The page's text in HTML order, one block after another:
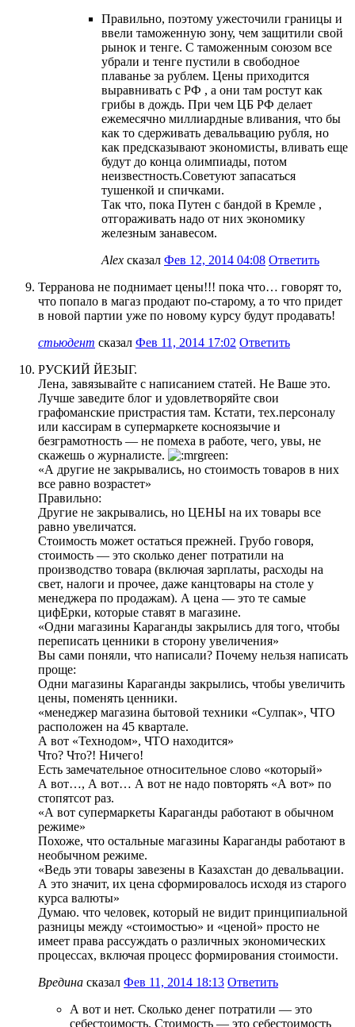
Правильно, поэтому ужесточили границы и
ввели таможенную зону, чем защитили свой
рынок и тенге. С таможенным союзом все
убрали и тенге пустили в свободное
плаванье за рублем. Цены приходится
выравнивать с РФ , а они там ростут как
грибы в дождь. При чем ЦБ РФ делает
ежемесячно миллиардные вливания, что бы
как то сдерживать девальвацию рубля, но
как предсказывают экономисты, вливать еще
будут до конца олимпиады, потом
неизвестность.Советуют запасаться
тушенкой и спичками.
Так что, пока Путен с бандой в Кремле ,
отгораживать надо от них экономику
железным занавесом.
Alex сказал Фев 12, 2014 04:08 Ответить
Терранова не поднимает цены!!! пока что… говорят то,
что попало в магаз продают по-старому, а то что придет
в новой партии уже по новому курсу будут продавать!
стьюдент сказал Фев 11, 2014 17:02 Ответить
РУСКИЙ ЙЕЗЫГ.
Лена, завязывайте с написанием статей. Не Ваше это.
Лучше заведите блог и удовлетворяйте свои
графоманские пристрастия там. Кстати, тех.персоналу
или кассирам в супермаркете косноязычие и
безграмотность — не помеха в работе, чего, увы, не
скажешь о журналисте.
«А другие не закрывались, но стоимость товаров в них
все равно возрастет»
Правильно:
Другие не закрывались, но ЦЕНЫ на их товары все
равно увеличатся.
Стоимость может остаться прежней. Грубо говоря,
стоимость — это сколько денег потратили на
производство товара (включая зарплаты, расходы на
свет, налоги и прочее, даже канцтовары на столе у
менеджера по продажам). А цена — это те самые
цифЕрки, которые ставят в магазине.
«Одни магазины Караганды закрылись для того, чтобы
переписать ценники в сторону увеличения»
Вы сами поняли, что написали? Почему нельзя написать
проще:
Одни магазины Караганды закрылись, чтобы увеличить
цены, поменять ценники.
«менеджер магазина бытовой техники «Сулпак», ЧТО
расположен на 45 квартале.
А вот «Технодом», ЧТО находится»
Что? Что?! Ничего!
Есть замечательное относительное слово «который»
А вот…, А вот… А вот не надо повторять «А вот» по
стопятсот раз.
«А вот супермаркеты Караганды работают в обычном
режиме»
Похоже, что остальные магазины Караганды работают в
необычном режиме.
«Ведь эти товары завезены в Казахстан до девальвации.
А это значит, их цена сформировалось исходя из старого
курса валюты»
Думаю. что человек, который не видит принципиальной
разницы между «стоимостью» и «ценой» просто не
имеет права рассуждать о различных экономических
процессах, включая процесс формирования стоимости.
Вредина сказал Фев 11, 2014 18:13 Ответить
А вот и нет. Сколько денег потратили — это
себестоимость. Стоимость — это себестоимость